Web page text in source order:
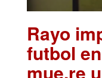
Rayo
futbol
mue.re